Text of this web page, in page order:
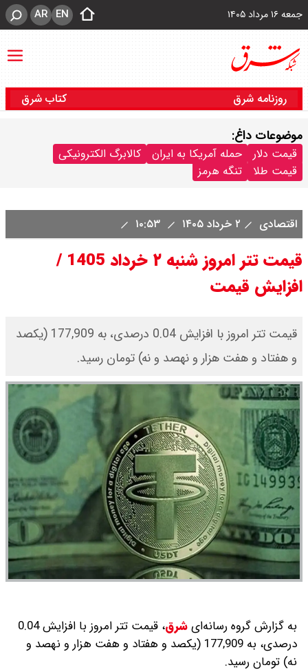
جمعه ۱۶ مرداد ۱۴۰۵ EN
AR
روزنامه شرق کتاب شرق
موضوعات داغ:
قیمت دلار حمله آمریکا به ایران
کالابرگ الکترونیکی
قیمت طلا
تنگه هرمز
اقتصادی ۲ خرداد ۱۴۰۵
قیمت تتر امروز شنبه ۲ خرداد 1405 /
افزایش قیمت
قیمت تتر امروز با افزایش 0.04 درصدی، به 177,909 (یکصد
و هفتاد و هفت هزار و نهصد و نه) تومان رسید.
به گزارش گروه رسانه‌ایشرق،
قیمت تتر امروز با افزایش 0.04
درصدی، به 177,909 (یکصد و هفتاد و هفت هزار و نهصد و
نه) تومان رسید.